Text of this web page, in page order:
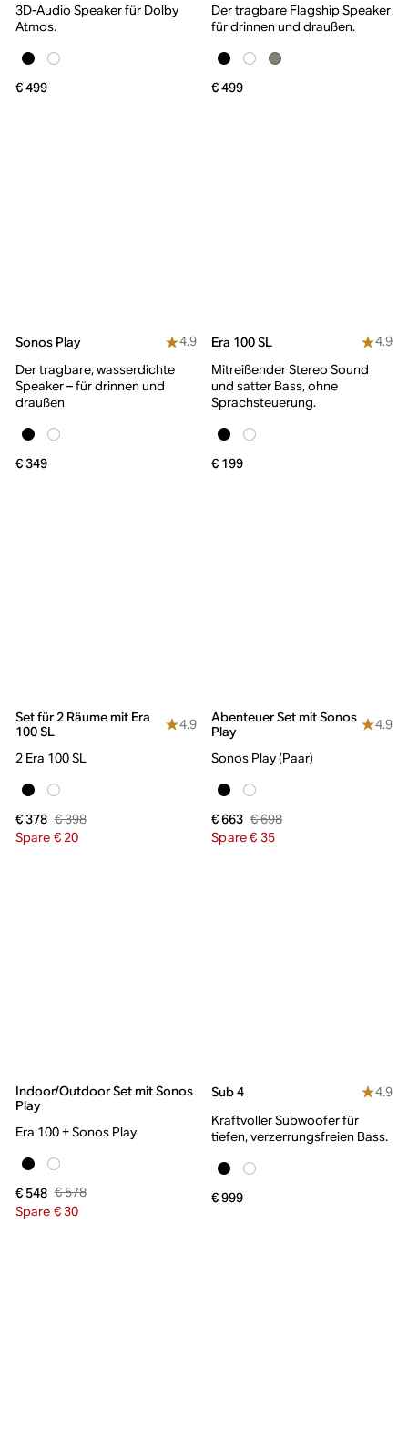
3D-Audio Speaker für Dolby
Atmos.
€ 499
Der tragbare Flagship Speaker
für drinnen und draußen.
€ 499
Sonos Play
4.9
Der tragbare, wasserdichte
Speaker – für drinnen und
draußen
€ 349
Era 100 SL
4.9
Mitreißender Stereo Sound
und satter Bass, ohne
Sprachsteuerung.
€ 199
Set für 2 Räume mit Era
100 SL
4.9
2 Era 100 SL
€ 378 € 398
Spare € 20
Abenteuer Set mit Sonos
Play
4.9
Sonos Play (Paar)
€ 663 € 698
Spare € 35
Indoor/Outdoor Set mit Sonos
Play
Era 100 + Sonos Play
€ 548 € 578
Spare € 30
Sub 4
4.9
Kraftvoller Subwoofer für
tiefen, verzerrungsfreien Bass.
€ 999